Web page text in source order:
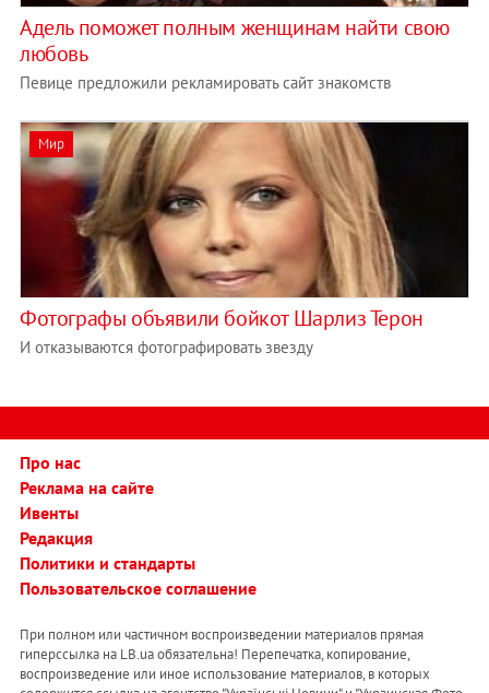
Адель поможет полным женщинам найти свою
любовь
Певице предложили рекламировать сайт знакомств
Мир
Фотографы объявили бойкот Шарлиз Терон
И отказываются фотографировать звезду
Про нас
Реклама на сайте
Ивенты
Редакция
Политики и стандарты
Пользовательское соглашение
При полном или частичном воспроизведении материалов прямая
гиперссылка на LB.ua обязательна! Перепечатка, копирование,
воспроизведение или иное использование материалов, в которых